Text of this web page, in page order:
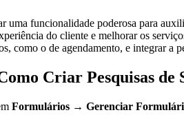
uma funcionalidade poderosa para
do cliente e melhorar os
como o de agendamento, e integrar a
Criar Pesquisas de
Formulários → Gerenciar